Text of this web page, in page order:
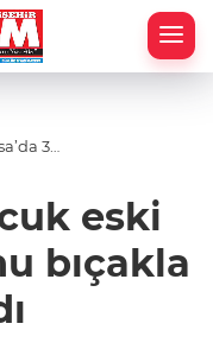
3
eski
bıçakla